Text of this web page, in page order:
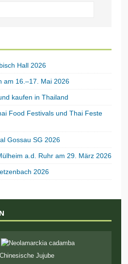
Hall 2026
am 16.–17. Mai 2026
kaufen in Thailand
Food Festivals und Thai Feste
Gossau SG 2026
a.d. Ruhr am 29. März 2026
2026